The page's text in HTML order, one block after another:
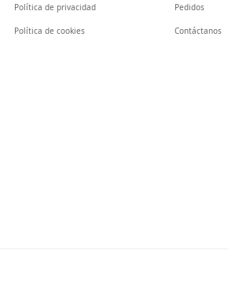
Política de privacidad
Política de cookies
Pedidos
Contáctanos